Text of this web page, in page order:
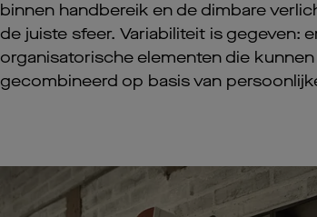
binnen handbereik en de dimbare
de juiste sfeer. Variabiliteit is gegeven:
organisatorische elementen die
gecombineerd op basis van